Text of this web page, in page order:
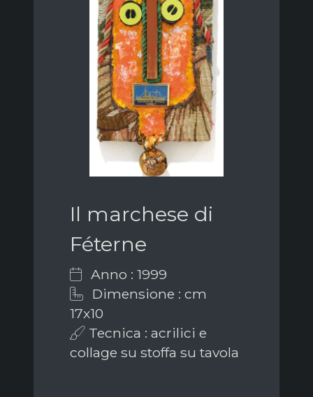
Il marchese di
Féterne
Anno : 1999
Dimensione : cm
17x10
Tecnica : acrilici e
collage su stoffa su tavola